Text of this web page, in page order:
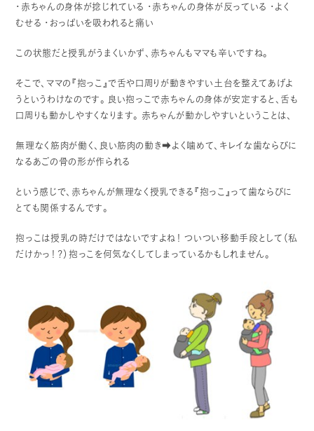
・赤ちゃんの身体が捻じれている ・赤ちゃんの身体が反っている ・よく
むせる ・おっぱいを吸われると痛い
この状態だと授乳がうまくいかず、赤ちゃんもママも辛いですね。
そこで、ママの『抱っこ』で舌や口周りが動きやすい土台を整えてあげよ
うというわけなのです。 良い抱っこで赤ちゃんの身体が安定すると、舌も
口周りも動かしやすくなります。 赤ちゃんが動かしやすいということは、
無理なく筋肉が働く、良い筋肉の動き➡よく噛めて、キレイな歯ならびに
なるあごの骨の形が作られる
という感じで、赤ちゃんが無理なく授乳できる『抱っこ』って歯ならびに
とても関係するんです。
抱っこは授乳の時だけではないですよね！ ついつい移動手段として（私
だけかっ！？）抱っこを何気なくしてしまっているかもしれません。